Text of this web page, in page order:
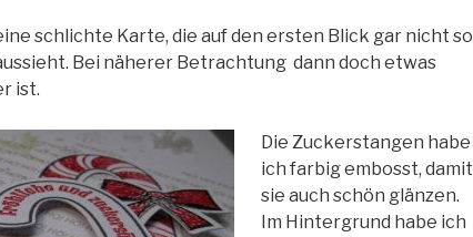
schlichte Karte, die auf den ersten Blick gar nicht so
Bei näherer Betrachtung dann doch etwas
ist.
Die Zuckerstangen habe
ich farbig embosst, damit
sie auch schön glänzen.
Im Hintergrund habe ich